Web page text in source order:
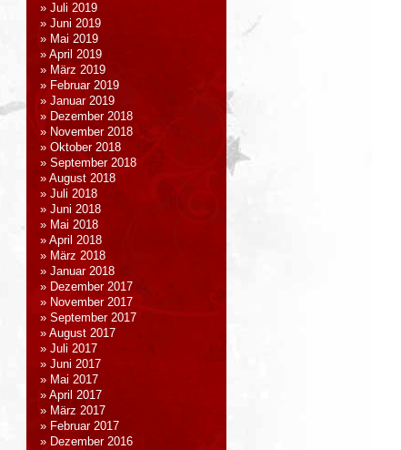
Juli 2019
Juni 2019
Mai 2019
April 2019
März 2019
Februar 2019
Januar 2019
Dezember 2018
November 2018
Oktober 2018
September 2018
August 2018
Juli 2018
Juni 2018
Mai 2018
April 2018
März 2018
Januar 2018
Dezember 2017
November 2017
September 2017
August 2017
Juli 2017
Juni 2017
Mai 2017
April 2017
März 2017
Februar 2017
Dezember 2016